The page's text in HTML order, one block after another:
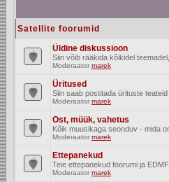
Satellite foorumid
Üldine diskussioon
Siin võib rääkida kõikidel
Moderaator marek
Üritused
Siin saab postitada ürituste
Moderaator marek
Ost, müük, vahetus
Kõik muusikaga seonduv - mida
Moderaator marek
Ettepanekud
Teie ettepanekud foorumi ja
Moderaator marek